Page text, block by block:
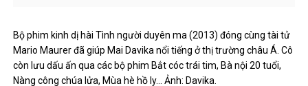
Bộ phim kinh dị hài Tình người duyên ma (2013) đóng cùng tài tử
Mario Maurer đã giúp Mai Davika nổi tiếng ở thị trường châu Á. Cô
còn lưu dấu ấn qua các bộ phim Bắt cóc trái tim, Bà nội 20 tuổi,
Nàng công chúa lửa, Mùa hè hồ ly… Ảnh: Davika.